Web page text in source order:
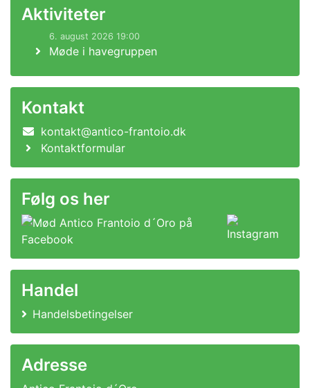
Aktiviteter
6. august 2026 19:00
Møde i havegruppen
Kontakt
kontakt@antico-frantoio.dk
Kontaktformular
Følg os her
Handel
Handelsbetingelser
Adresse